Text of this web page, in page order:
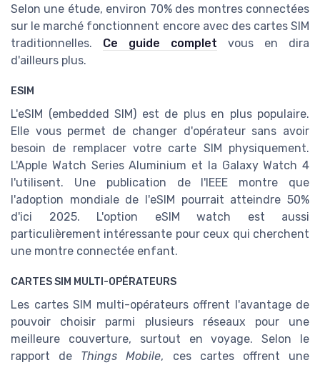
Selon une étude, environ 70% des montres connectées
sur le marché fonctionnent encore avec des cartes SIM
traditionnelles. Ce guide complet vous en dira
d'ailleurs plus.
ESIM
L'eSIM (embedded SIM) est de plus en plus populaire.
Elle vous permet de changer d'opérateur sans avoir
besoin de remplacer votre carte SIM physiquement.
L'Apple Watch Series Aluminium et la Galaxy Watch 4
l'utilisent. Une publication de l'IEEE montre que
l'adoption mondiale de l'eSIM pourrait atteindre 50%
d'ici 2025. L'option eSIM watch est aussi
particulièrement intéressante pour ceux qui cherchent
une montre connectée enfant.
CARTES SIM MULTI-OPÉRATEURS
Les cartes SIM multi-opérateurs offrent l'avantage de
pouvoir choisir parmi plusieurs réseaux pour une
meilleure couverture, surtout en voyage. Selon le
rapport de Things Mobile, ces cartes offrent une